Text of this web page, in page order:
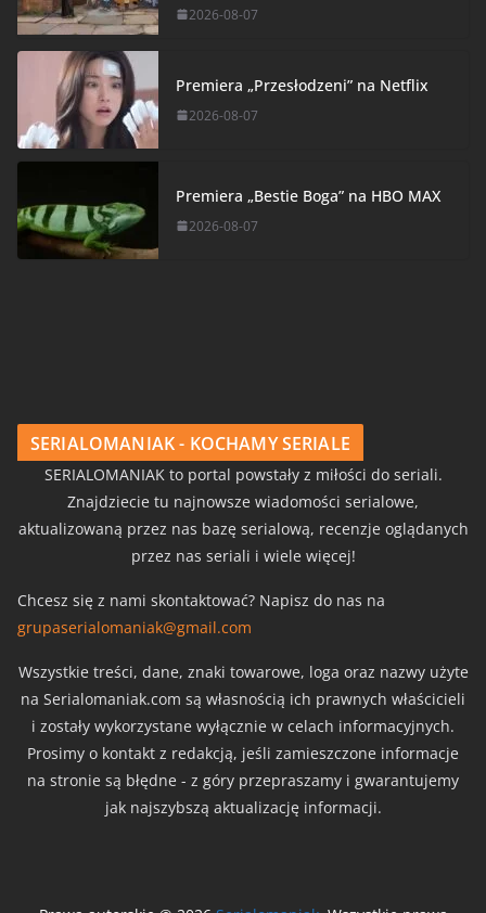
2026-08-07
Premiera „Przesłodzeni” na Netflix
2026-08-07
Premiera „Bestie Boga” na HBO MAX
2026-08-07
SERIALOMANIAK - KOCHAMY SERIALE
SERIALOMANIAK to portal powstały z miłości do seriali.
Znajdziecie tu najnowsze wiadomości serialowe,
aktualizowaną przez nas bazę serialową, recenzje oglądanych
przez nas seriali i wiele więcej!
Chcesz się z nami skontaktować? Napisz do nas na
grupaserialomaniak@gmail.com
Wszystkie treści, dane, znaki towarowe, loga oraz nazwy użyte
na Serialomaniak.com są własnością ich prawnych właścicieli
i zostały wykorzystane wyłącznie w celach informacyjnych.
Prosimy o kontakt z redakcją, jeśli zamieszczone informacje
na stronie są błędne - z góry przepraszamy i gwarantujemy
jak najszybszą aktualizację informacji.